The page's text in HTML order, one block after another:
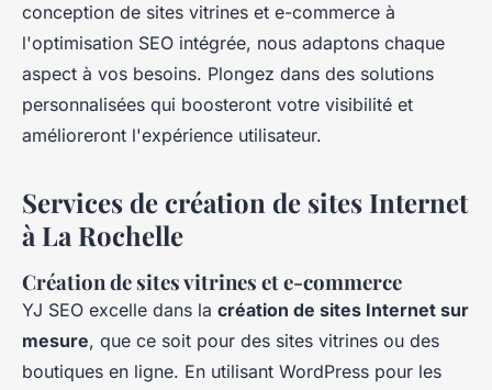
conception de sites vitrines et e-commerce à
l'optimisation SEO intégrée, nous adaptons chaque
aspect à vos besoins. Plongez dans des solutions
personnalisées qui boosteront votre visibilité et
amélioreront l'expérience utilisateur.
Services de création de sites Internet
à La Rochelle
Création de sites vitrines et e-commerce
YJ SEO excelle dans la création de sites Internet sur
mesure, que ce soit pour des sites vitrines ou des
boutiques en ligne. En utilisant WordPress pour les